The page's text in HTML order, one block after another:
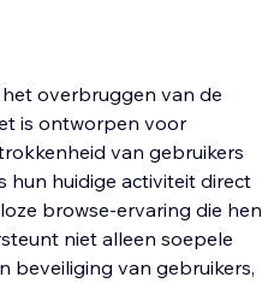
overbruggen van de
is ontworpen voor
van gebruikers
hun huidige activiteit direct
browse-ervaring die hen
niet alleen soepele
beveiliging van gebruikers,